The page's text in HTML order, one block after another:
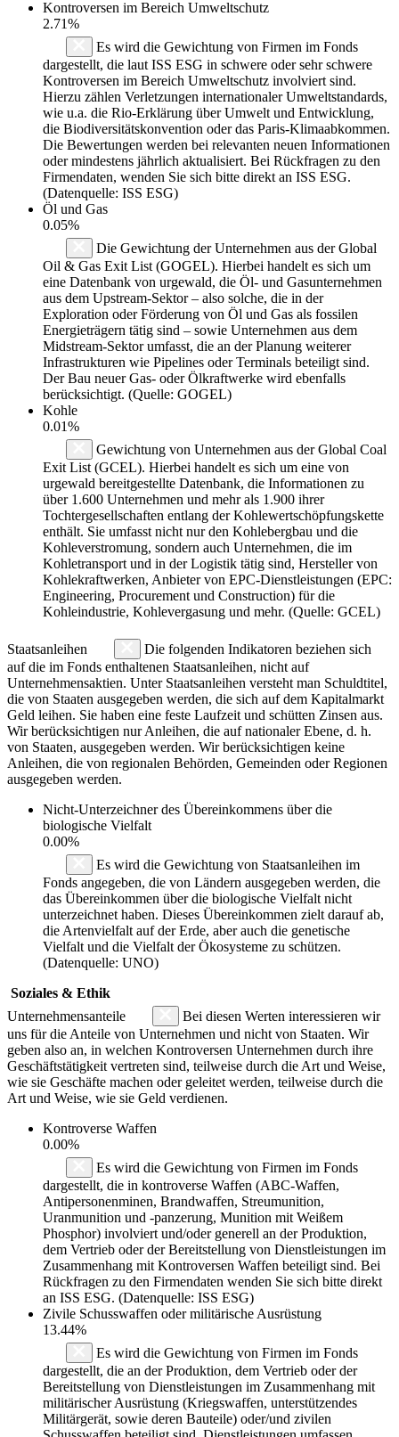
Kontroversen im Bereich Umweltschutz
2.71%
Es wird die Gewichtung von Firmen im Fonds
dargestellt, die laut ISS ESG in schwere oder sehr schwere
Kontroversen im Bereich Umweltschutz involviert sind.
Hierzu zählen Verletzungen internationaler Umweltstandards,
wie u.a. die Rio-Erklärung über Umwelt und Entwicklung,
die Biodiversitätskonvention oder das Paris-Klimaabkommen.
Die Bewertungen werden bei relevanten neuen Informationen
oder mindestens jährlich aktualisiert. Bei Rückfragen zu den
Firmendaten, wenden Sie sich bitte direkt an ISS ESG.
(Datenquelle: ISS ESG)
Öl und Gas
0.05%
Die Gewichtung der Unternehmen aus der Global
Oil & Gas Exit List (GOGEL). Hierbei handelt es sich um
eine Datenbank von urgewald, die Öl- und Gasunternehmen
aus dem Upstream-Sektor – also solche, die in der
Exploration oder Förderung von Öl und Gas als fossilen
Energieträgern tätig sind – sowie Unternehmen aus dem
Midstream-Sektor umfasst, die an der Planung weiterer
Infrastrukturen wie Pipelines oder Terminals beteiligt sind.
Der Bau neuer Gas- oder Ölkraftwerke wird ebenfalls
berücksichtigt. (Quelle: GOGEL)
Kohle
0.01%
Gewichtung von Unternehmen aus der Global Coal
Exit List (GCEL). Hierbei handelt es sich um eine von
urgewald bereitgestellte Datenbank, die Informationen zu
über 1.600 Unternehmen und mehr als 1.900 ihrer
Tochtergesellschaften entlang der Kohlewertschöpfungskette
enthält. Sie umfasst nicht nur den Kohlebergbau und die
Kohleverstromung, sondern auch Unternehmen, die im
Kohletransport und in der Logistik tätig sind, Hersteller von
Kohlekraftwerken, Anbieter von EPC-Dienstleistungen (EPC:
Engineering, Procurement und Construction) für die
Kohleindustrie, Kohlevergasung und mehr. (Quelle: GCEL)
Staatsanleihen
Die folgenden Indikatoren beziehen sich
auf die im Fonds enthaltenen Staatsanleihen, nicht auf
Unternehmensaktien. Unter Staatsanleihen versteht man Schuldtitel,
die von Staaten ausgegeben werden, die sich auf dem Kapitalmarkt
Geld leihen. Sie haben eine feste Laufzeit und schütten Zinsen aus.
Wir berücksichtigen nur Anleihen, die auf nationaler Ebene, d. h.
von Staaten, ausgegeben werden. Wir berücksichtigen keine
Anleihen, die von regionalen Behörden, Gemeinden oder Regionen
ausgegeben werden.
Nicht-Unterzeichner des Übereinkommens über die
biologische Vielfalt
0.00%
Es wird die Gewichtung von Staatsanleihen im
Fonds angegeben, die von Ländern ausgegeben werden, die
das Übereinkommen über die biologische Vielfalt nicht
unterzeichnet haben. Dieses Übereinkommen zielt darauf ab,
die Artenvielfalt auf der Erde, aber auch die genetische
Vielfalt und die Vielfalt der Ökosysteme zu schützen.
(Datenquelle: UNO)
Soziales & Ethik
Unternehmensanteile
Bei diesen Werten interessieren wir
uns für die Anteile von Unternehmen und nicht von Staaten. Wir
geben also an, in welchen Kontroversen Unternehmen durch ihre
Geschäftstätigkeit vertreten sind, teilweise durch die Art und Weise,
wie sie Geschäfte machen oder geleitet werden, teilweise durch die
Art und Weise, wie sie Geld verdienen.
Kontroverse Waffen
0.00%
Es wird die Gewichtung von Firmen im Fonds
dargestellt, die in kontroverse Waffen (ABC-Waffen,
Antipersonenminen, Brandwaffen, Streumunition,
Uranmunition und -panzerung, Munition mit Weißem
Phosphor) involviert und/oder generell an der Produktion,
dem Vertrieb oder der Bereitstellung von Dienstleistungen im
Zusammenhang mit Kontroversen Waffen beteiligt sind. Bei
Rückfragen zu den Firmendaten wenden Sie sich bitte direkt
an ISS ESG. (Datenquelle: ISS ESG)
Zivile Schusswaffen oder militärische Ausrüstung
13.44%
Es wird die Gewichtung von Firmen im Fonds
dargestellt, die an der Produktion, dem Vertrieb oder der
Bereitstellung von Dienstleistungen im Zusammenhang mit
militärischer Ausrüstung (Kriegswaffen, unterstützendes
Militärgerät, sowie deren Bauteile) oder/und zivilen